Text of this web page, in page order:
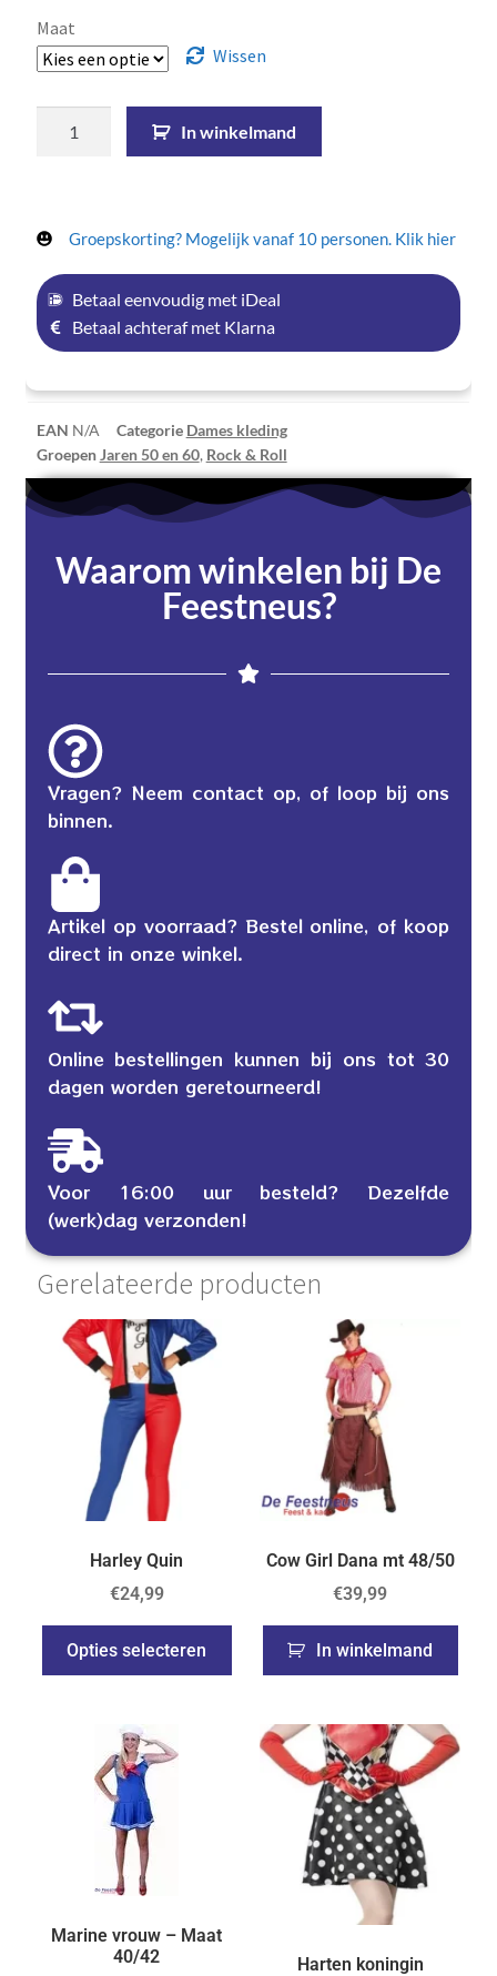
Maat
Wissen
In winkelmand
Groepskorting? Mogelijk vanaf 10 personen. Klik hier
Betaal eenvoudig met iDeal
Betaal achteraf met Klarna
EAN N/A Categorie Dames kleding
Groepen Jaren 50 en 60, Rock & Roll
Waarom winkelen bij De
Feestneus?
Vragen? Neem contact op, of loop bij ons
binnen.
Artikel op voorraad? Bestel online, of koop
direct in onze winkel.
Online bestellingen kunnen bij ons tot 30
dagen worden geretourneerd!
Voor 16:00 uur besteld? Dezelfde
(werk)dag verzonden!
Gerelateerde producten
Harley Quin
€24,99
Opties selecteren
Cow Girl Dana mt 48/50
€39,99
In winkelmand
Marine vrouw – Maat
40/42
Harten koningin